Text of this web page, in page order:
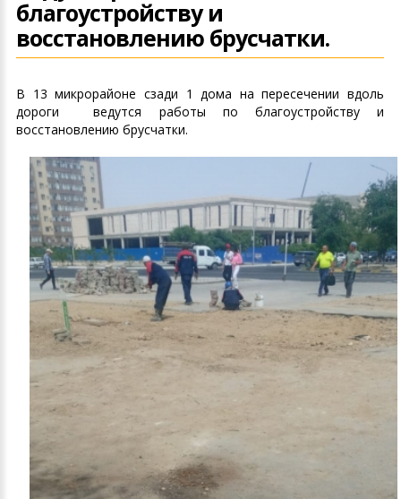
благоустройству и
восстановлению брусчатки.
В 13 микрорайоне сзади 1 дома на пересечении вдоль
дороги ведутся работы по благоустройству и
восстановлению брусчатки.